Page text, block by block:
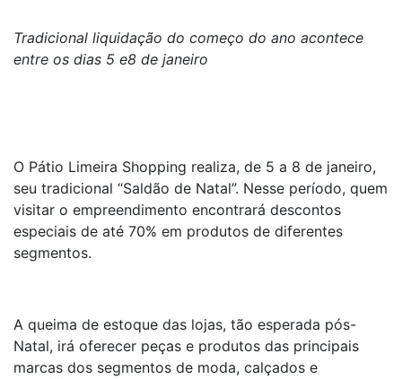
Tradicional liquidação do começo do ano acontece
entre os dias 5 e8 de janeiro
O Pátio Limeira Shopping realiza, de 5 a 8 de janeiro,
seu tradicional “Saldão de Natal”. Nesse período, quem
visitar o empreendimento encontrará descontos
especiais de até 70% em produtos de diferentes
segmentos.
A queima de estoque das lojas, tão esperada pós-
Natal, irá oferecer peças e produtos das principais
marcas dos segmentos de moda, calçados e